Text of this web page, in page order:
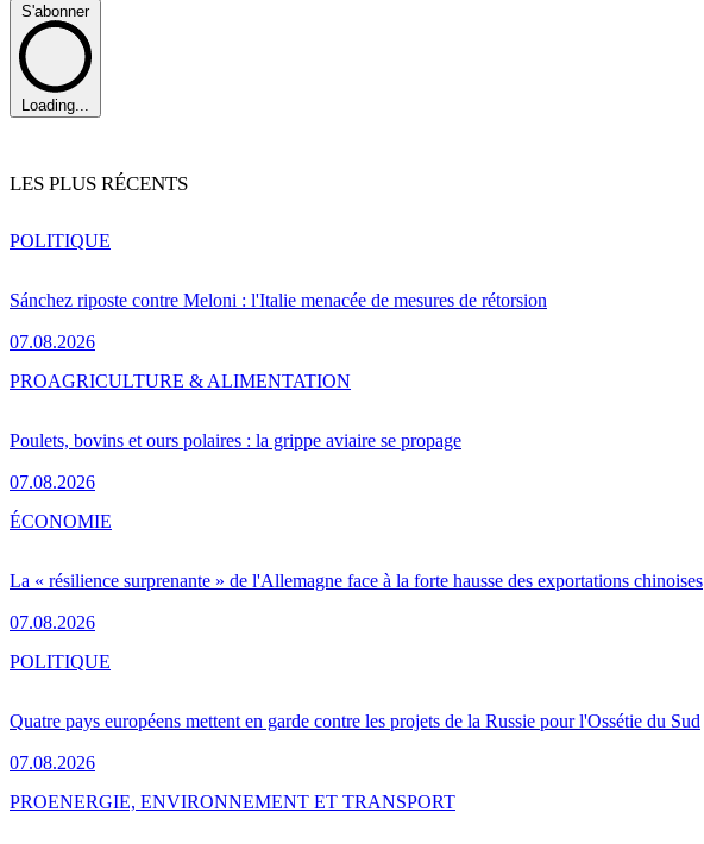
S'abonner
Loading...
LES PLUS RÉCENTS
Sánchez riposte contre Meloni : l'Italie menacée de mesures de rétorsion
07.08.2026
POLITIQUE
Poulets, bovins et ours polaires : la grippe aviaire se propage
07.08.2026
PROAGRICULTURE & ALIMENTATION
La « résilience surprenante » de l'Allemagne face à la forte hausse des exportations chinoises
07.08.2026
ÉCONOMIE
Quatre pays européens mettent en garde contre les projets de la Russie pour l'Ossétie du Sud
07.08.2026
POLITIQUE
PROENERGIE, ENVIRONNEMENT ET TRANSPORT